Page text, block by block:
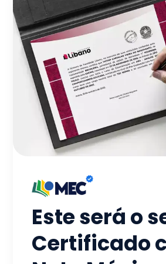
Este será o
Certificado